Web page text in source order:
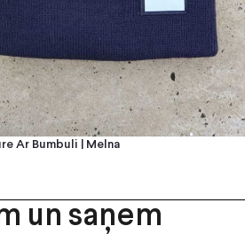
Ar Bumbuli | Melna
un saņem